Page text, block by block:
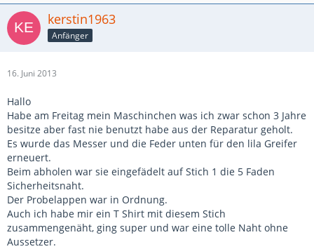
kerstin1963
Anfänger
16. Juni 2013
Hallo
Habe am Freitag mein Maschinchen was ich zwar schon 3 Jahre
besitze aber fast nie benutzt habe aus der Reparatur geholt.
Es wurde das Messer und die Feder unten für den lila Greifer
erneuert.
Beim abholen war sie eingefädelt auf Stich 1 die 5 Faden
Sicherheitsnaht.
Der Probelappen war in Ordnung.
Auch ich habe mir ein T Shirt mit diesem Stich
zusammengenäht, ging super und war eine tolle Naht ohne
Aussetzer.